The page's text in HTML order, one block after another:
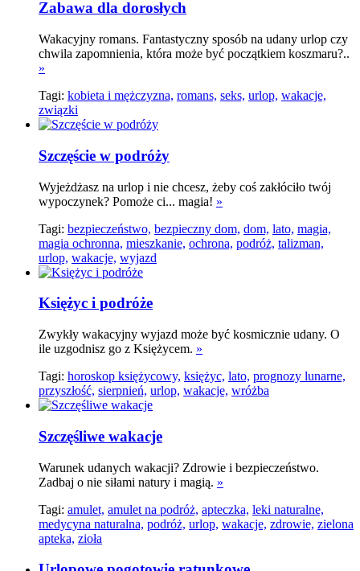
Zabawa dla dorosłych
Wakacyjny romans. Fantastyczny sposób na udany urlop czy
chwila zapomnienia, która może być początkiem koszmaru?..
»
Tagi: kobieta i mężczyzna, romans, seks, urlop, wakacje,
związki
Szczęście w podróży
Wyjeżdżasz na urlop i nie chcesz, żeby coś zakłóciło twój
wypoczynek? Pomoże ci... magia! »
Tagi: bezpieczeństwo, bezpieczny dom, dom, lato, magia,
magia ochronna, mieszkanie, ochrona, podróż, talizman,
urlop, wakacje, wyjazd
Księżyc i podróże
Zwykły wakacyjny wyjazd może być kosmicznie udany. O
ile uzgodnisz go z Księżycem. »
Tagi: horoskop księżycowy, księżyc, lato, prognozy lunarne,
przyszłość, sierpnień, urlop, wakacje, wróżba
Szczęśliwe wakacje
Warunek udanych wakacji? Zdrowie i bezpieczeństwo.
Zadbaj o nie siłami natury i magią. »
Tagi: amulet, amulet na podróż, apteczka, leki naturalne,
medycyna naturalna, podróż, urlop, wakacje, zdrowie, zielona
apteka, zioła